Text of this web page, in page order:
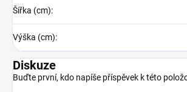
Šířka (cm):
Výška (cm):
Diskuze
Buďte první, kdo napíše příspěvek k této